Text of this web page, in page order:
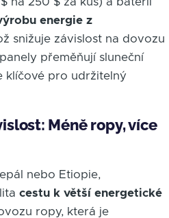
energie z
snižuje závislost na dovozu
přeměňují sluneční
klíčové pro udržitelný
Méně ropy, více
nebo Etiopie,
cestu k větší energetické
ropy, která je